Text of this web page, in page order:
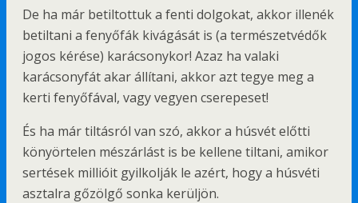
De ha már betiltottuk a fenti dolgokat, akkor illenék
betiltani a fenyőfák kivágását is (a természetvédők
jogos kérése) karácsonykor! Azaz ha valaki
karácsonyfát akar állítani, akkor azt tegye meg a
kerti fenyőfával, vagy vegyen cserepeset!
És ha már tiltásról van szó, akkor a húsvét előtti
könyörtelen mészárlást is be kellene tiltani, amikor
sertések millióit gyilkolják le azért, hogy a húsvéti
asztalra gőzölgő sonka kerüljön.